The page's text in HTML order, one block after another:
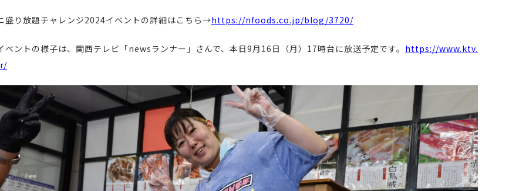
盛り放題チャレンジ2024イベントの詳細はこちら→https://nfoods.co.jp/blog/3720/
ントの様子は、関西テレビ「newsランナー」さんで、本日9月16日（月）17時台に放送予定です。 https://www.ktv.